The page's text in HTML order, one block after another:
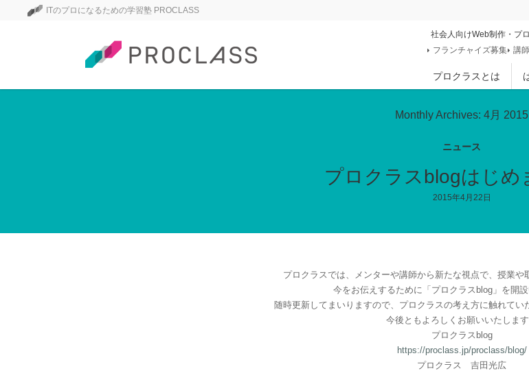
ITのプロになるための学習塾 PROCLASS
社会人向けWeb制作・プ
フランチャイズ募集 講
プロクラスとは
Monthly Archives: 4月 2015
ニュース
プロクラスblogはじめ
2015年4月22日
プロクラスでは、メンターや講師から新たな視点で、授業や
今をお伝えするために「プロクラスblog」を開設
随時更新してまいりますので、プロクラスの考え方に触れてい
今後ともよろしくお願いいたします
プロクラスblog
https://proclass.jp/proclass/blog/
プロクラス 吉田光広